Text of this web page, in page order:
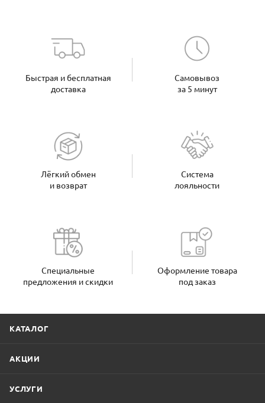
Быстрая и бесплатная
доставка
Самовывоз
за 5 минут
Лёгкий обмен
и возврат
Система
лояльности
Специальные
предложения и скидки
Оформление товара
под заказ
КАТАЛОГ
АКЦИИ
УСЛУГИ